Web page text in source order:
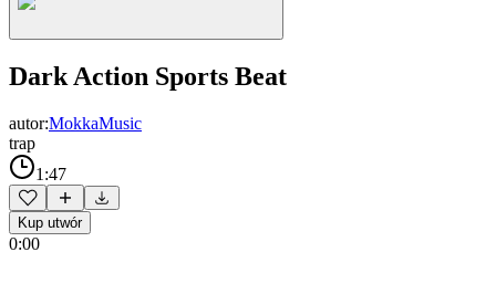
Dark Action Sports Beat
autor:MokkaMusic
trap
1:47
Kup utwór
0:00